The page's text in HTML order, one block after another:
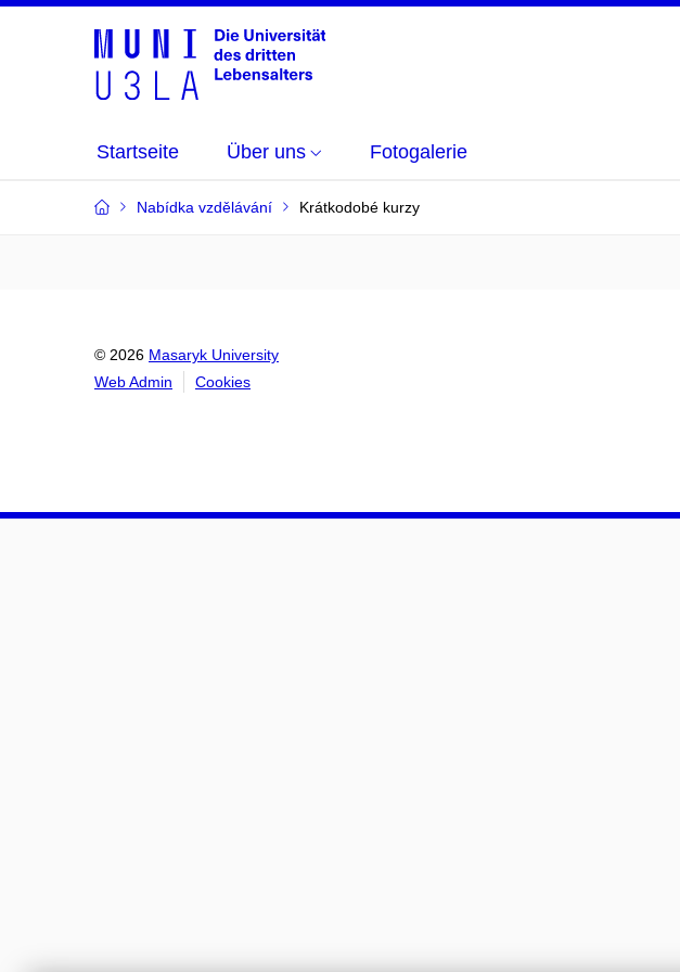
Startseite Über uns Fotogalerie
Nabídka vzdělávání Krátkodobé kurzy
© 2026 Masaryk University
Web Admin
Cookies